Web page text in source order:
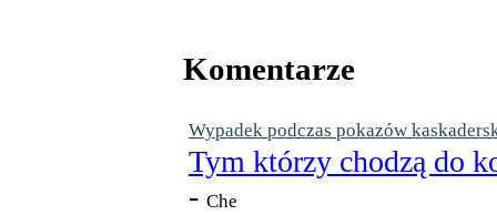
Komentarze
Wypadek podczas pokazów
Tym którzy chodzą do
- Che